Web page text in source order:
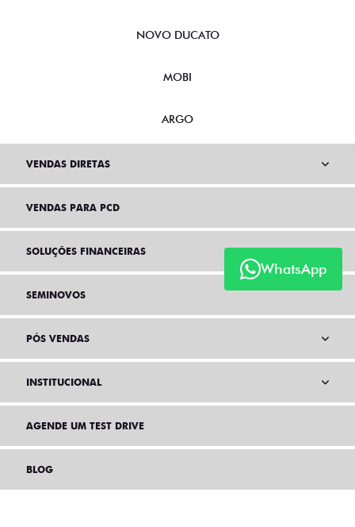
WhatsApp
NOVO DUCATO
MOBI
ARGO
VENDAS DIRETAS
VENDAS PARA PCD
SOLUÇÕES FINANCEIRAS
SEMINOVOS
PÓS VENDAS
INSTITUCIONAL
AGENDE UM TEST DRIVE
BLOG